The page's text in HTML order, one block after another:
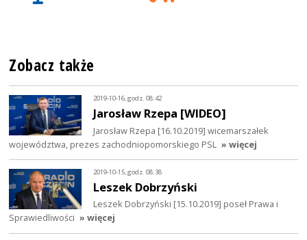
Zobacz także
2019-10-16, godz. 08:42
Jarosław Rzepa [WIDEO]
Jarosław Rzepa [16.10.2019] wicemarszałek
województwa, prezes zachodniopomorskiego PSL
» więcej
2019-10-15, godz. 08:38
Leszek Dobrzyński
Leszek Dobrzyński [15.10.2019] poseł Prawa i
Sprawiedliwości » więcej